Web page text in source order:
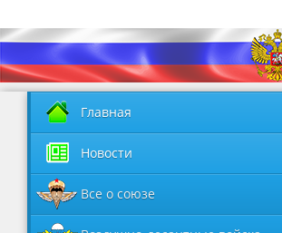
Главная
Новости
Все о союзе